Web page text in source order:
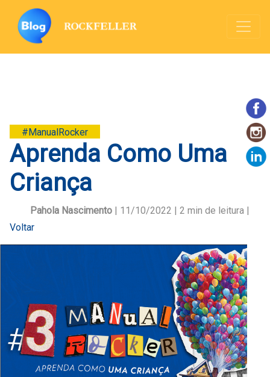
#ManualRocker
Aprenda Como Uma
Criança
Pahola Nascimento | 11/10/2022 | 2 min de leitura |
Voltar